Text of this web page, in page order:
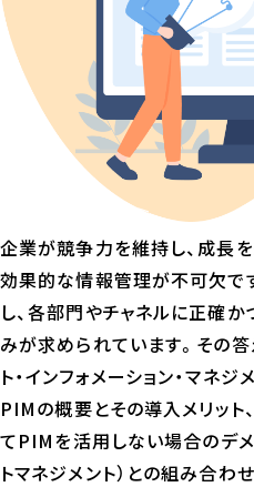
企業が競争力を維持し、成長
効果的な情報管理が不可欠で
し、各部門やチャネルに正確
みが求められています。その
ト・インフォメーション・マネジ
PIMの概要とその導入メリット
てPIMを活用しない場合のデメ
トマネジメント）との組み合